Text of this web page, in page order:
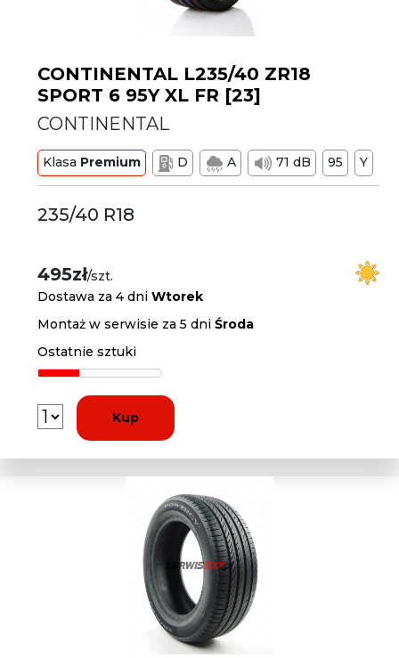
CONTINENTAL L235/40 ZR18
SPORT 6 95Y XL FR [23]
CONTINENTAL
Klasa Premium D A 71 dB 95 Y
235/40 R18
495zł/szt.
Dostawa za 4 dniWtorek
Montaż w serwisie za 5 dniŚroda
Ostatnie sztuki
Kup